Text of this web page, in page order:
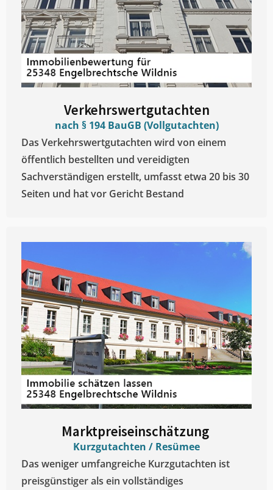
Verkehrswertgutachten
nach § 194 BauGB (Vollgutachten)
Das Verkehrswertgutachten wird von einem
öffentlich bestellten und vereidigten
Sachverständigen erstellt, umfasst etwa 20 bis 30
Seiten und hat vor Gericht Bestand
Marktpreiseinschätzung ​
Kurzgutachten / Resümee
Das weniger umfangreiche Kurzgutachten ist
preisgünstiger als ein vollständiges